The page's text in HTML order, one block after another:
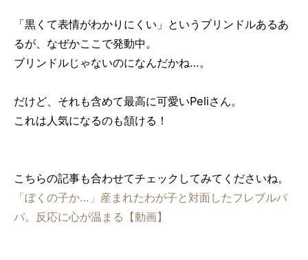
「黒くて表情がわかりにくい」というブリンドルあるあ
るが、なぜかここで発動中。
ブリンドルじゃないのになんだかね…。
だけど、それも含めて最高に可愛いPeliさん。
これは人気になるのも頷ける！
こちらの記事も合わせてチェックしてみてくださいね。
「ぼくの子か…」産まれたわが子と対面したフレブルパ
パ。反応に心が温まる【動画】